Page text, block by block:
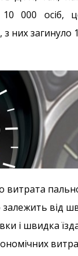
000 осіб,
них загинуло
витрата
від
і швидка